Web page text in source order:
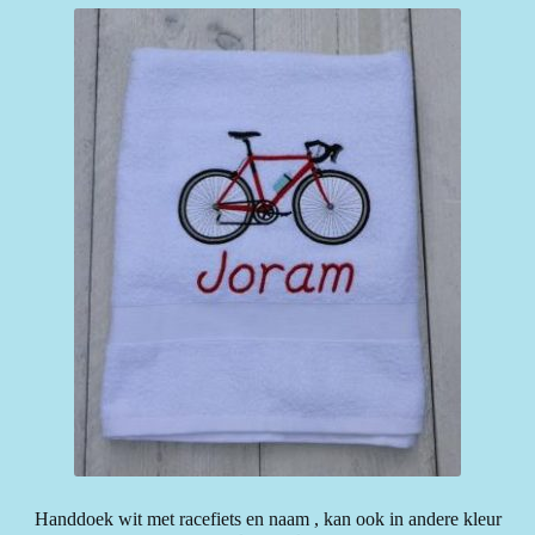
Handdoek wit met racefiets en naam , kan ook in andere kleur